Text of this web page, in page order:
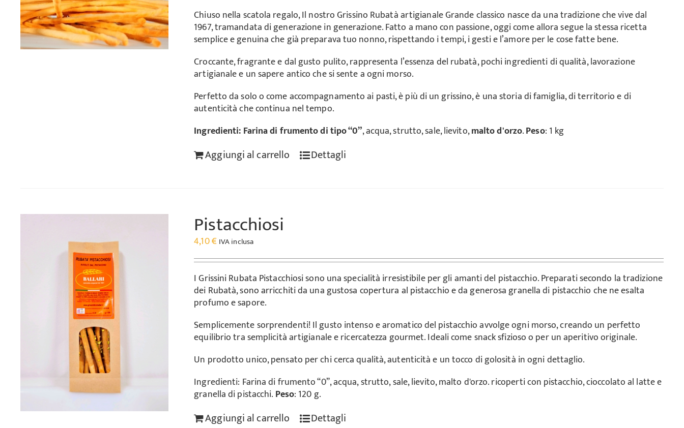
Chiuso nella scatola regalo, Il nostro Grissino Rubatà artigianale Grande classico nasce da una tradizione che vive dal
1967, tramandata di generazione in generazione. Fatto a mano con passione, oggi come allora segue la stessa ricetta
semplice e genuina che già preparava tuo nonno, rispettando i tempi, i gesti e l’amore per le cose fatte bene.
Croccante, fragrante e dal gusto pulito, rappresenta l’essenza del rubatà, pochi ingredienti di qualità, lavorazione
artigianale e un sapere antico che si sente a ogni morso.
Perfetto da solo o come accompagnamento ai pasti, è più di un grissino, è una storia di famiglia, di territorio e di
autenticità che continua nel tempo.
Ingredienti: Farina di frumento di tipo “0”, acqua, strutto, sale, lievito,malto d'orzo.Peso: 1 kg
Aggiungi al carrello Dettagli
Pistacchiosi
4,10€ IVA inclusa
I Grissini Rubata Pistacchiosi sono una specialità irresistibile per gli amanti del pistacchio. Preparati secondo la tradizione
dei Rubatà, sono arricchiti da una gustosa copertura al pistacchio e da generosa granella di pistacchio che ne esalta
profumo e sapore.
Semplicemente sorprendenti! Il gusto intenso e aromatico del pistacchio avvolge ogni morso, creando un perfetto
equilibrio tra semplicità artigianale e ricercatezza gourmet. Ideali come snack sfizioso o per un aperitivo originale.
Un prodotto unico, pensato per chi cerca qualità, autenticità e un tocco di golosità in ogni dettaglio.
Ingredienti: Farina di frumento “0”, acqua, strutto, sale, lievito, malto d'orzo. ricoperti con pistacchio, cioccolato al latte e
granella di pistacchi. Peso: 120 g.
Aggiungi al carrello Dettagli